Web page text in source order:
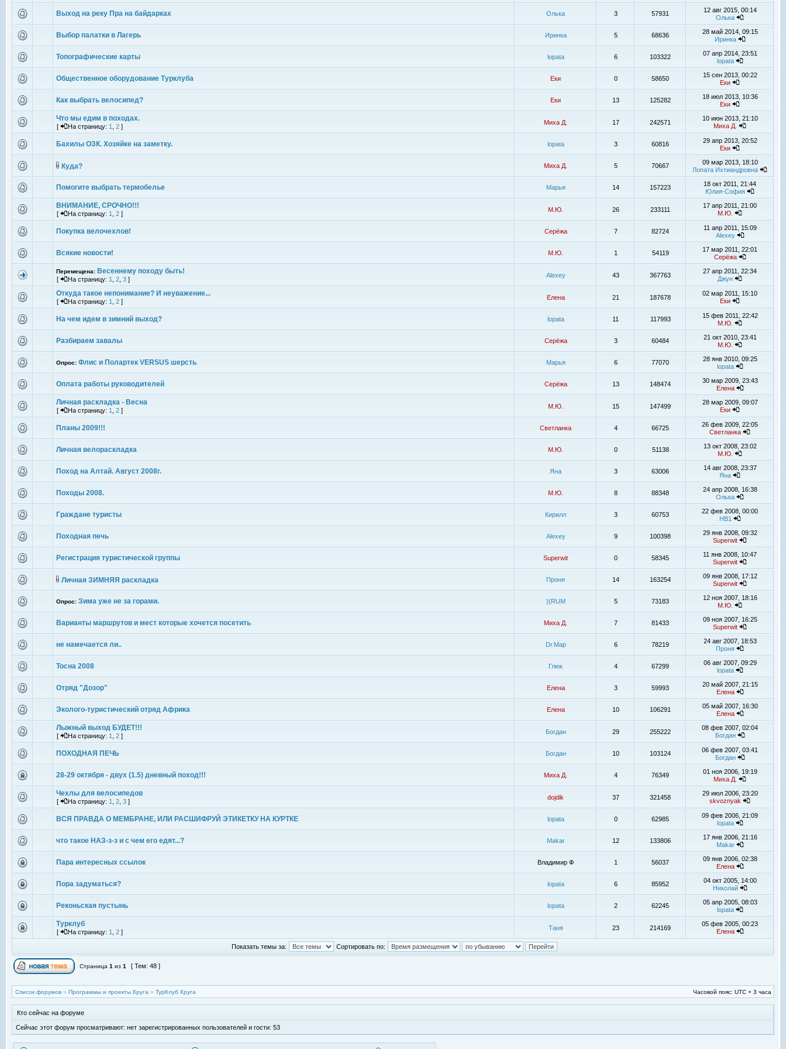
Выход на реку Пра на байдарках Олька 3 57931
12 авг 2015, 00:14
Олька
Выбор палатки в Лагерь Иринка 5 68636
28 май 2014, 09:15
Иринка
Топографические карты lopata 6 103322
07 апр 2014, 23:51
lopata
Общественное оборудование Турклуба Еки 0 58650
15 сен 2013, 00:22
Еки
Как выбрать велосипед? Еки 13 125282
18 июл 2013, 10:36
Еки
Что мы едим в походах.
[ На страницу: 1 2 ]
Миха Д. 17 242571
10 июн 2013, 21:10
Миха Д.
Бахилы ОЗК. Хозяйке на заметку. lopata 3 60816
29 апр 2013, 20:52
Еки
Куда? Миха Д. 5 70667
09 мар 2013, 18:10
Лопата Ихтиандровна
Помогите выбрать термобелье Марья 14 157223
18 окт 2011, 21:44
Юлия-София
ВНИМАНИЕ, СРОЧНО!!!
[ На страницу: 1 2 ]
М.Ю. 26 233111
17 апр 2011, 21:00
М.Ю.
Покупка велочехлов! Серёжа 7 82724
11 апр 2011, 15:09
Alexey
Всякие новости! М.Ю. 1 54119
17 мар 2011, 22:01
Серёжа
Перемещена: Весеннему походу быть!
[ На страницу: 1 2 3 ]
Alexey 43 367763
27 апр 2011, 22:34
Джун
Откуда такое непонимание? И неуважение...
[ На страницу: 1 2 ]
Елена 21 187678
02 мар 2011, 15:10
Еки
На чем идем в зимний выход? lopata 11 117993
15 фев 2011, 22:42
М.Ю.
Разбираем завалы Серёжа 3 60484
21 окт 2010, 23:41
М.Ю.
Опрос: Флис и Полартек VERSUS шерсть Марья 6 77070
28 янв 2010, 09:25
lopata
Оплата работы руководителей Серёжа 13 148474
30 мар 2009, 23:43
Елена
Личная раскладка - Весна
[ На страницу: 1 2 ]
М.Ю. 15 147499
28 мар 2009, 09:07
Еки
Планы 2009!!! Светланка 4 66725
26 фев 2009, 22:05
Светланка
Личная велораскладка М.Ю. 0 51138
13 окт 2008, 23:02
М.Ю.
Поход на Алтай. Август 2008г. Яна 3 63006
14 авг 2008, 23:37
Яна
Походы 2008. М.Ю. 8 88348
24 апр 2008, 16:38
Олька
Граждане туристы Кирилл 3 60753
22 фев 2008, 00:00
НВ1
Походная печь Alexey 9 100398
29 янв 2008, 09:32
Superwit
Регистрация туристической группы Superwit 0 58345
11 янв 2008, 10:47
Superwit
Личная ЗИМНЯЯ раскладка Проня 14 163254
09 янв 2008, 17:12
Superwit
Опрос: Зима уже не за горами. }{RUM 5 73183
12 ноя 2007, 18:16
М.Ю.
Варианты маршрутов и мест которые хочется посетить Миха Д. 7 81433
09 ноя 2007, 16:25
Superwit
не намечается ли.. Dr.Map 6 78219
24 авг 2007, 18:53
Проня
Тосна 2008 Глюк 4 67299
06 авг 2007, 09:29
lopata
Отряд "Дозор" Елена 3 59993
20 май 2007, 21:15
Елена
Эколого-туристический отряд Африка Елена 10 106291
05 май 2007, 16:30
Елена
Лыжный выход БУДЕТ!!!
[ На страницу: 1 2 ]
Богдан 29 255222
08 фев 2007, 02:04
Богдан
ПОХОДНАЯ ПЕЧЬ Богдан 10 103124
06 фев 2007, 03:41
Богдан
28-29 октября - двух (1.5) дневный поход!!! Миха Д. 4 76349
01 ноя 2006, 19:19
Миха Д.
Чехлы для велосипедов
[ На страницу: 1 2 3 ]
dojdik 37 321458
29 июл 2006, 23:20
skvoznyak
ВСЯ ПРАВДА О МЕМБРАНЕ, ИЛИ РАСШИФРУЙ ЭТИКЕТКУ НА КУРТКЕ lopata 0 62985
09 фев 2006, 21:09
lopata
что такое НАЗ-з-з и с чем его едят...? Makar 12 133806
17 янв 2006, 21:16
Makar
Пара интересных ссылок Владимир Ф 1 56037
09 янв 2006, 02:38
Елена
Пора задуматься? lopata 6 85952
04 окт 2005, 14:00
Николай
Реконьская пустынь lopata 2 62245
05 апр 2005, 08:03
lopata
Турклуб
[ На страницу: 1 2 ]
Таня 23 214169
05 фев 2005, 00:23
Елена
Показать темы за: Сортировать по:
Страница 1 из 1 [ Тем: 48 ]
Список форумов » Программы и проекты Круга » ТурКлуб Круга Часовой пояс: UTC + 3 часа
Кто сейчас на форуме
Сейчас этот форум просматривают: нет зарегистрированных пользователей и гости: 53